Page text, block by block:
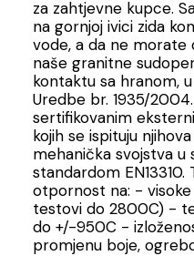
za zahtjevne kupce.
na gornjoj ivici zida
vode, a da ne morate
naše granitne
kontaktu sa hranom,
Uredbe br. 1935/
sertifikovanim
kojih se ispituju
mehanička svojstva u
standardom
otpornost na: -
testovi do 2800C) -
do +/-950C -
promjenu boje,